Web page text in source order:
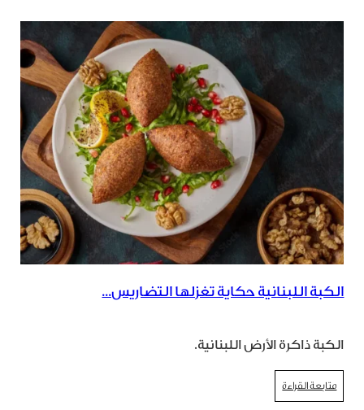
الكبة اللبنانية حكاية تغزلها التضاريس...
الكبة ذاكرة الأرض اللبنانية.
متابعة القراءة